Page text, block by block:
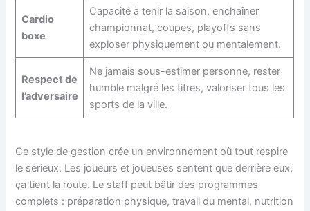
Cardio
boxe
Capacité à tenir la saison, enchaîner
championnat, coupes, playoffs sans
exploser physiquement ou mentalement.
Respect de
l’adversaire
Ne jamais sous-estimer personne, rester
humble malgré les titres, valoriser tous les
sports de la ville.
Ce style de gestion crée un environnement où tout respire
le sérieux. Les joueurs et joueuses sentent que derrière eux,
ça tient la route. Le staff peut bâtir des programmes
complets : préparation physique, travail du mental, nutrition